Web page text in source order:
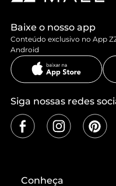
Baixe o nosso app
Conteúdo exclusivo no App
Android
Siga nossas redes
Conheça